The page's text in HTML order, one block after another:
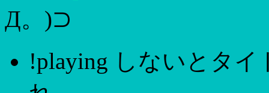
Д。)⊃
!playing しないとタ